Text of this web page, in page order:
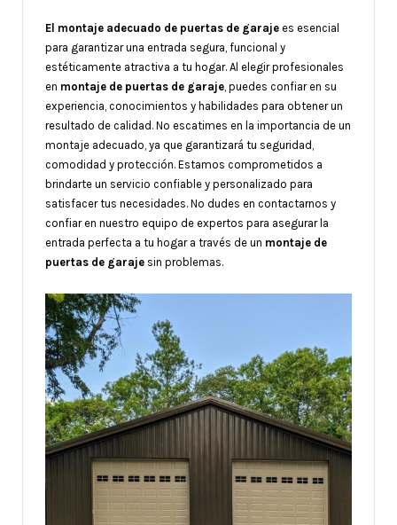
El montaje adecuado de puertas de garaje es esencial
para garantizar una entrada segura, funcional y
estéticamente atractiva a tu hogar. Al elegir profesionales
en montaje de puertas de garaje , puedes confiar en su
experiencia, conocimientos y habilidades para obtener un
resultado de calidad. No escatimes en la importancia de un
montaje adecuado, ya que garantizará tu seguridad,
comodidad y protección. Estamos comprometidos a
brindarte un servicio confiable y personalizado para
satisfacer tus necesidades. No dudes en contactarnos y
confiar en nuestro equipo de expertos para asegurar la
entrada perfecta a tu hogar a través de un montaje de
puertas de garaje sin problemas.